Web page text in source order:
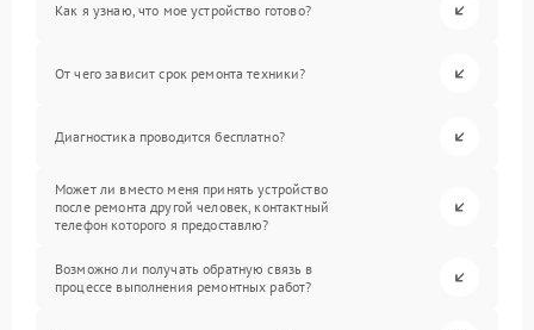
Как я узнаю, что мое устройство готово?
От чего зависит срок ремонта техники?
Диагностика проводится бесплатно?
Может ли вместо меня принять устройство
после ремонта другой человек, контактный
телефон которого я предоставлю?
Возможно ли получать обратную связь в
процессе выполнения ремонтных работ?